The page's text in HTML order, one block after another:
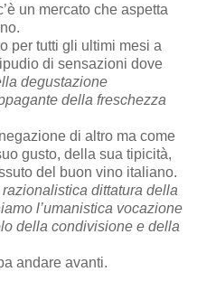
un mercato che aspetta
per tutti gli ultimi mesi a
di sensazioni dove
degustazione
della freschezza
di altro ma come
gusto, della sua tipicità,
del buon vino italiano.
razionalistica dittatura della
l’umanistica vocazione
della condivisione e della
andare avanti.